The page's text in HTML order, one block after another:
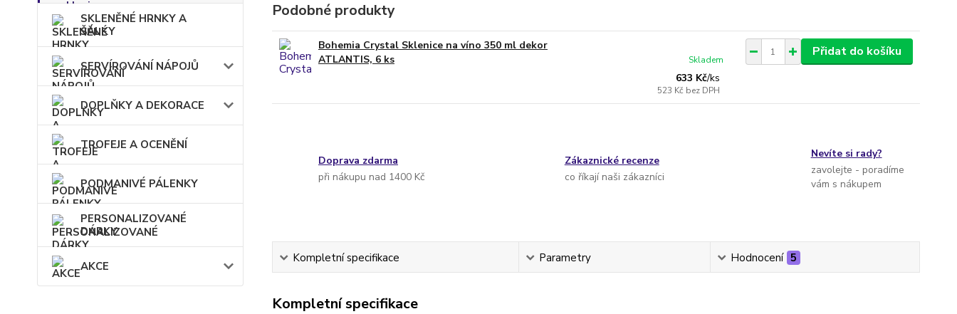
SKLENĚNÉ HRNKY A
ŠÁLKY
SERVÍROVÁNÍ NÁPOJŮ
DOPLŇKY A DEKORACE
TROFEJE A OCENĚNÍ
PODMANIVÉ PÁLENKY
PERSONALIZOVANÉ
DÁRKY
AKCE
Podobné produkty
Bohemia Crystal Sklenice na víno 350 ml dekor
ATLANTIS, 6 ks
633 Kč/ks
523 Kč bez DPH
Skladem
Přidat do košíku
Doprava zdarma
při nákupu nad 1400 Kč
Zákaznické recenze
co říkají naši zákazníci
Nevíte si rady?
zavolejte - poradíme
vám s nákupem
Kompletní specifikace Parametry Hodnocení 5
Kompletní specifikace